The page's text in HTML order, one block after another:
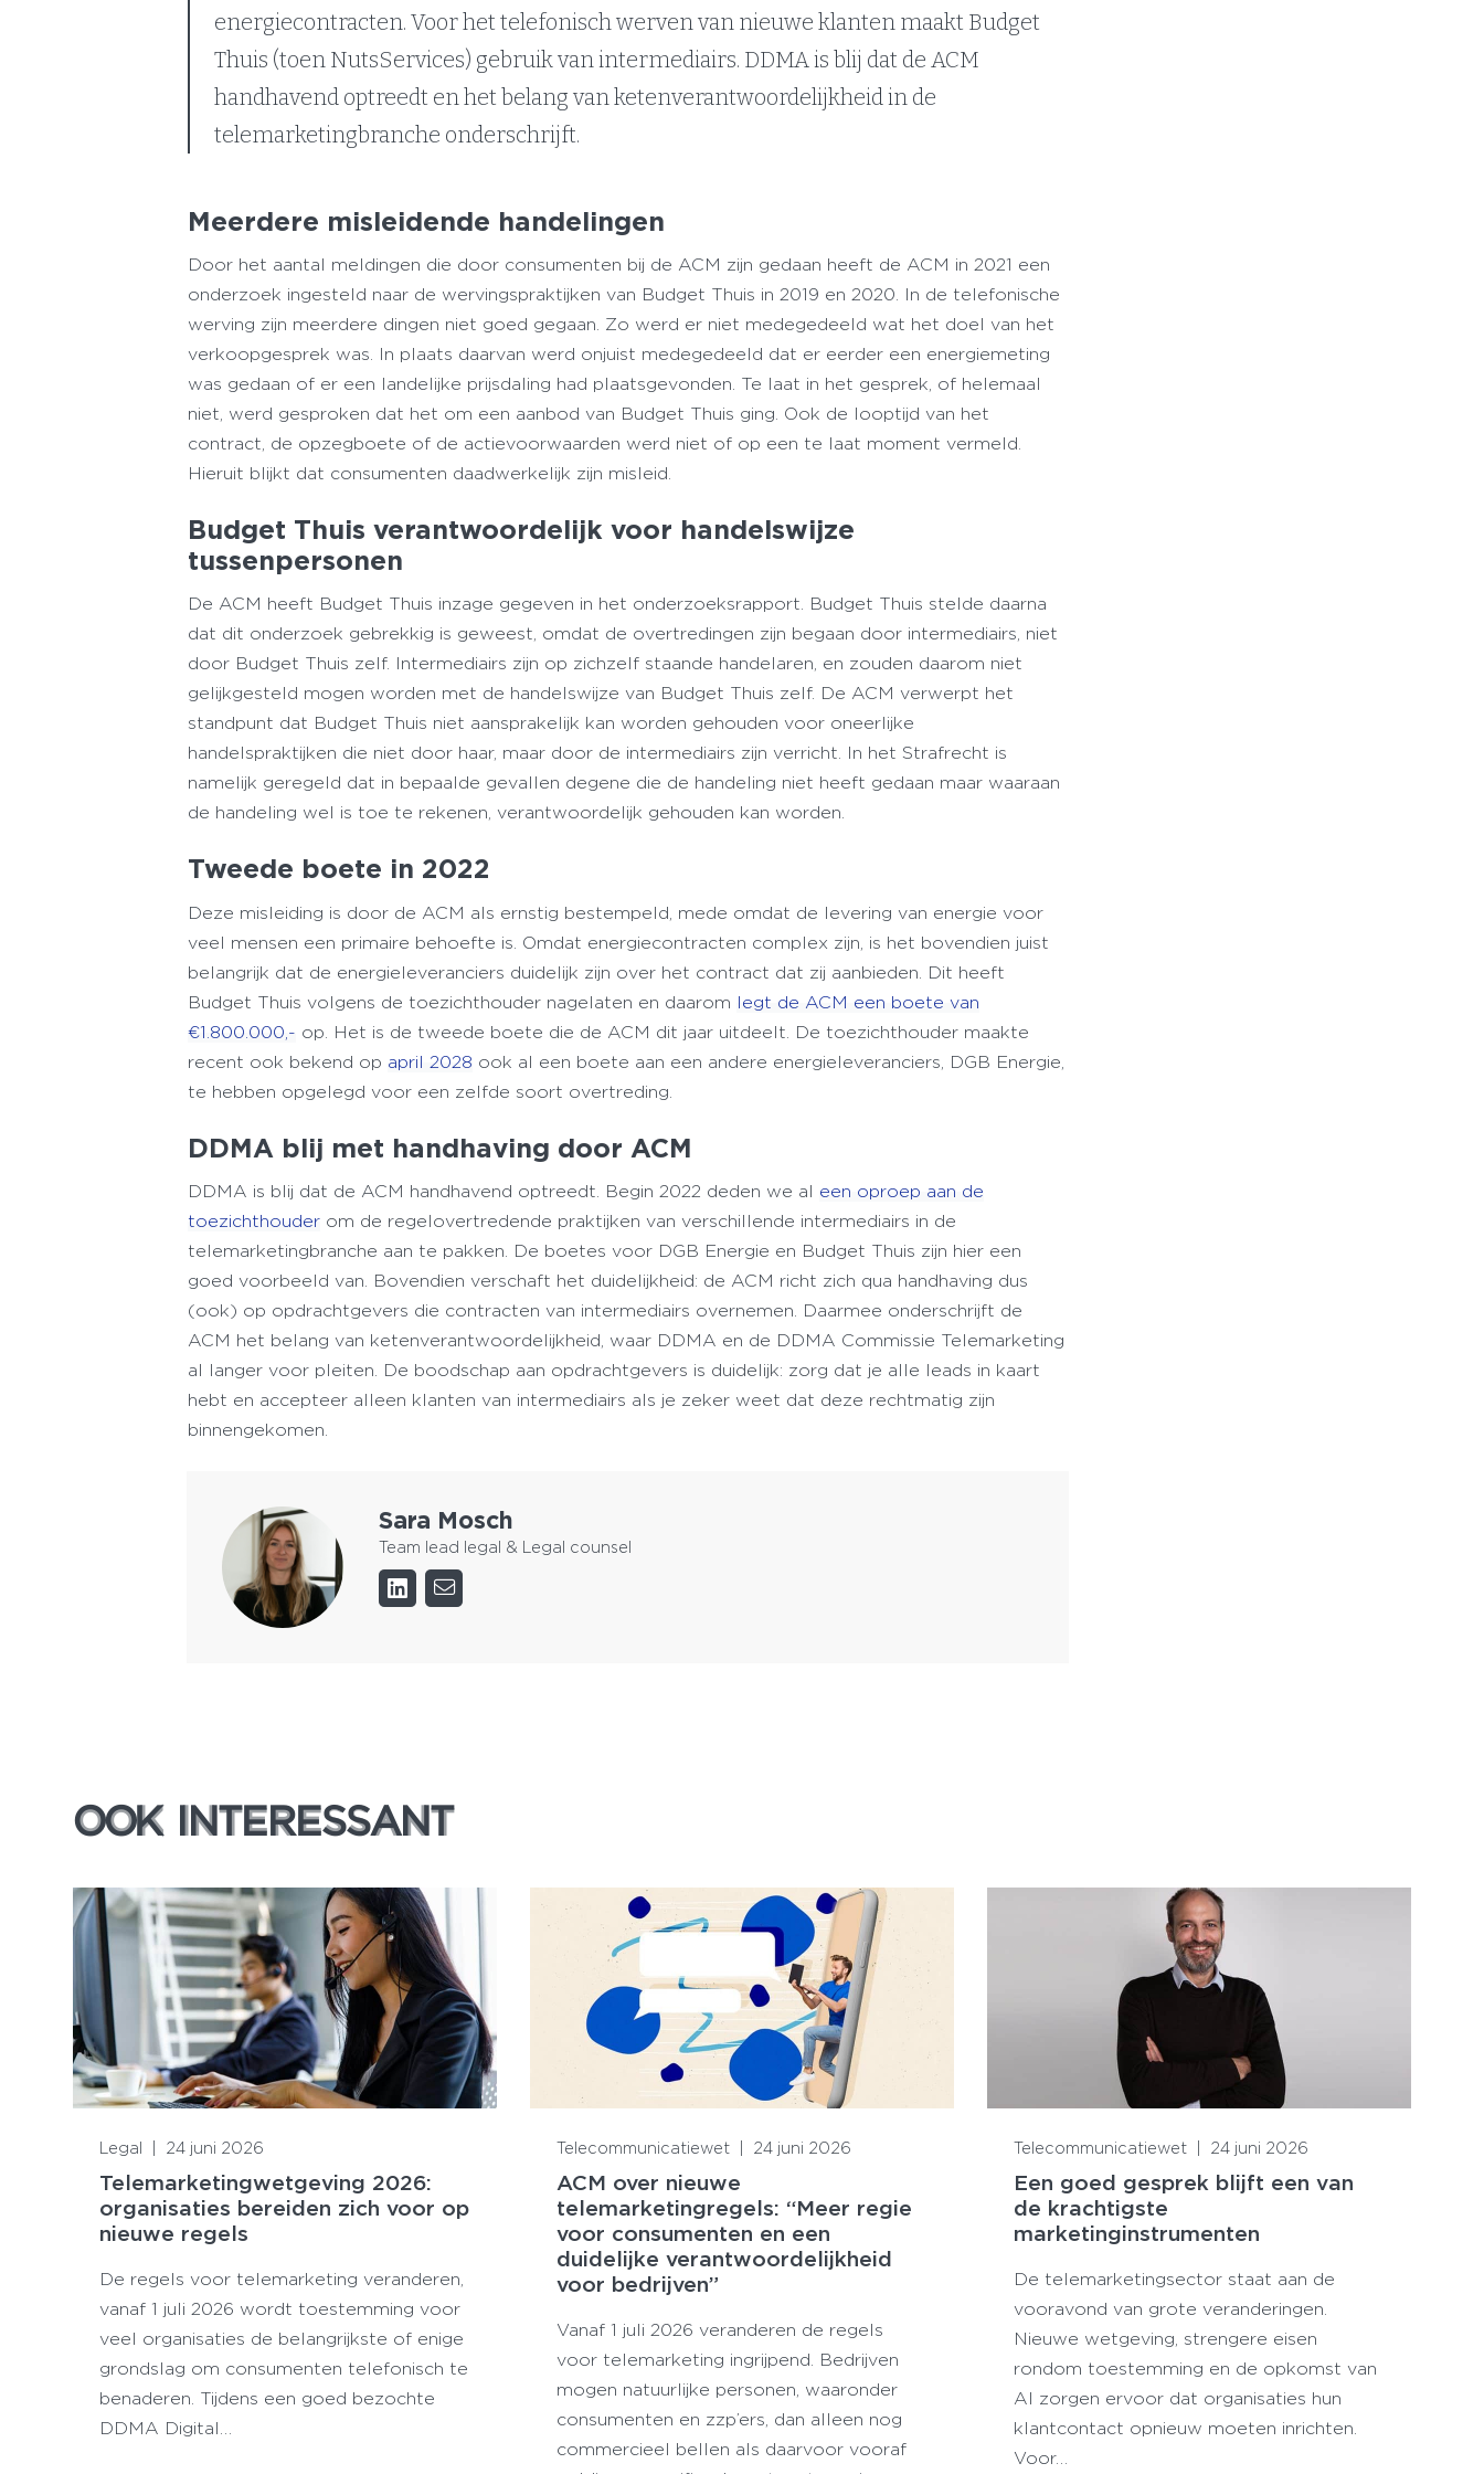
energiecontracten. Voor het telefonisch werven van nieuwe klanten maakt Budget
Thuis (toen NutsServices) gebruik van intermediairs. DDMA is blij dat de ACM
handhavend optreedt en het belang van ketenverantwoordelijkheid in de
telemarketingbranche onderschrijft.
Meerdere misleidende handelingen
Door het aantal meldingen die door consumenten bij de ACM zijn gedaan heeft de ACM in 2021 een
onderzoek ingesteld naar de wervingspraktijken van Budget Thuis in 2019 en 2020. In de telefonische
werving zijn meerdere dingen niet goed gegaan. Zo werd er niet medegedeeld wat het doel van het
verkoopgesprek was. In plaats daarvan werd onjuist medegedeeld dat er eerder een energiemeting
was gedaan of er een landelijke prijsdaling had plaatsgevonden. Te laat in het gesprek, of helemaal
niet, werd gesproken dat het om een aanbod van Budget Thuis ging. Ook de looptijd van het
contract, de opzegboete of de actievoorwaarden werd niet of op een te laat moment vermeld.
Hieruit blijkt dat consumenten daadwerkelijk zijn misleid.
Budget Thuis verantwoordelijk voor handelswijze
tussenpersonen
De ACM heeft Budget Thuis inzage gegeven in het onderzoeksrapport. Budget Thuis stelde daarna
dat dit onderzoek gebrekkig is geweest, omdat de overtredingen zijn begaan door intermediairs, niet
door Budget Thuis zelf. Intermediairs zijn op zichzelf staande handelaren, en zouden daarom niet
gelijkgesteld mogen worden met de handelswijze van Budget Thuis zelf. De ACM verwerpt het
standpunt dat Budget Thuis niet aansprakelijk kan worden gehouden voor oneerlijke
handelspraktijken die niet door haar, maar door de intermediairs zijn verricht. In het Strafrecht is
namelijk geregeld dat in bepaalde gevallen degene die de handeling niet heeft gedaan maar waaraan
de handeling wel is toe te rekenen, verantwoordelijk gehouden kan worden.
Tweede boete in 2022
Deze misleiding is door de ACM als ernstig bestempeld, mede omdat de levering van energie voor
veel mensen een primaire behoefte is. Omdat energiecontracten complex zijn, is het bovendien juist
belangrijk dat de energieleveranciers duidelijk zijn over het contract dat zij aanbieden. Dit heeft
Budget Thuis volgens de toezichthouder nagelaten en daarom legt de ACM een boete van
€1.800.000,- op. Het is de tweede boete die de ACM dit jaar uitdeelt. De toezichthouder maakte
recent ook bekend op april 2028 ook al een boete aan een andere energieleveranciers, DGB Energie,
te hebben opgelegd voor een zelfde soort overtreding.
DDMA blij met handhaving door ACM
DDMA is blij dat de ACM handhavend optreedt. Begin 2022 deden we al een oproep aan de
toezichthouder om de regelovertredende praktijken van verschillende intermediairs in de
telemarketingbranche aan te pakken. De boetes voor DGB Energie en Budget Thuis zijn hier een
goed voorbeeld van. Bovendien verschaft het duidelijkheid: de ACM richt zich qua handhaving dus
(ook) op opdrachtgevers die contracten van intermediairs overnemen. Daarmee onderschrijft de
ACM het belang van ketenverantwoordelijkheid, waar DDMA en de DDMA Commissie Telemarketing
al langer voor pleiten. De boodschap aan opdrachtgevers is duidelijk: zorg dat je alle leads in kaart
hebt en accepteer alleen klanten van intermediairs als je zeker weet dat deze rechtmatig zijn
binnengekomen.
Sara Mosch
Team lead legal & Legal counsel
OOK INTERESSANT
OOK INTERESSANT
Legal 24 juni 2026
Telemarketingwetgeving 2026:
organisaties bereiden zich voor op
nieuwe regels
De regels voor telemarketing veranderen,
vanaf 1 juli 2026 wordt toestemming voor
veel organisaties de belangrijkste of enige
grondslag om consumenten telefonisch te
benaderen. Tijdens een goed bezochte
DDMA Digital…
Telecommunicatiewet 24 juni 2026
ACM over nieuwe
telemarketingregels: “Meer regie
voor consumenten en een
duidelijke verantwoordelijkheid
voor bedrijven”
Vanaf 1 juli 2026 veranderen de regels
voor telemarketing ingrijpend. Bedrijven
mogen natuurlijke personen, waaronder
consumenten en zzp’ers, dan alleen nog
commercieel bellen als daarvoor vooraf
Telecommunicatiewet 24 juni 2026
Een goed gesprek blijft een van
de krachtigste
marketinginstrumenten
De telemarketingsector staat aan de
vooravond van grote veranderingen.
Nieuwe wetgeving, strengere eisen
rondom toestemming en de opkomst van
AI zorgen ervoor dat organisaties hun
klantcontact opnieuw moeten inrichten.
Voor…